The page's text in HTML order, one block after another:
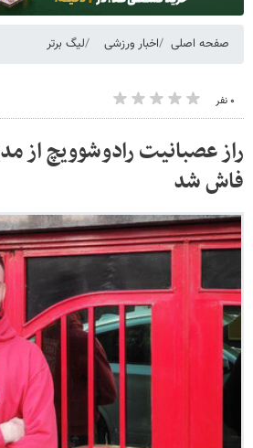
صفحه اصلی اخبار ورزشی لیگ برتر
۰ نفر
راز عصبانیت رادوشوویچ از
فاش شد